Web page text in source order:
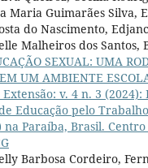
Maria Guimarães Silva,
do Nascimento,
Malheiros dos Santos,
SEXUAL: UMA
UM AMBIENTE
v. 4 n. 3 (2024):
Educação pelo
na Paraíba, Brasil.
Barbosa Cordeiro,